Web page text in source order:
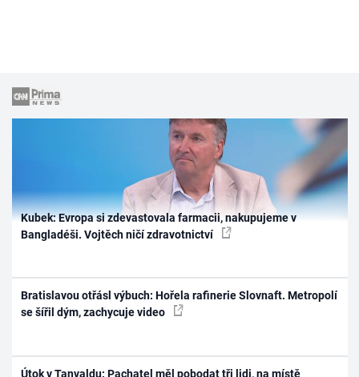
Kubek: Evropa si zdevastovala farmacii, nakupujeme v
Bangladéši. Vojtěch ničí zdravotnictví
Bratislavou otřásl výbuch: Hořela rafinerie Slovnaft. Metropolí
se šířil dým, zachycuje video
Útok v Tanvaldu: Pachatel měl pobodat tři lidi, na místě